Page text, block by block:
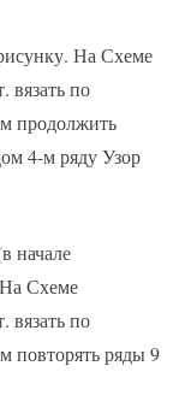
На Схеме
вязать по
продолжить
4-м ряду Узор
начале
Схеме
вязать по
повторять ряды 9